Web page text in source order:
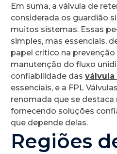
Em suma, a válvula de
considerada os guardião
muitos sistemas. Essas
simples, mas essenciais,
papel crítico na
manutenção do fluxo
confiabilidade das
essenciais, e a FPL
renomada que se destaca
fornecendo soluções
que depende delas.
Regiões